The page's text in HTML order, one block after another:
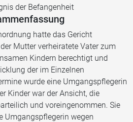
der Befangenheit
hatte das Gericht
Mutter verheiratete Vater zum
Kindern berechtigt und
der im Einzelnen
wurde eine Umgangspflegerin
Kinder war der Ansicht, die
und voreingenommen. Sie
Umgangspflegerin wegen